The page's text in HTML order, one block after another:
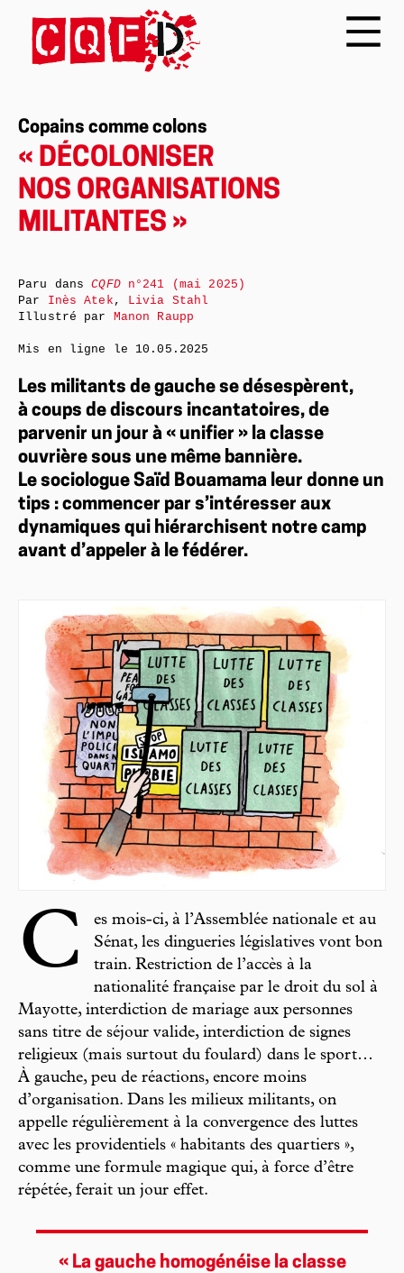
Copains comme colons
« DÉCOLONISER
NOS ORGANISATIONS
MILITANTES »
Les militants de gauche se désespèrent,
à coups de discours incantatoires, de
parvenir un jour à « unifier » la classe
ouvrière sous une même bannière.
Le sociologue Saïd Bouamama leur donne un
tips : commencer par s’intéresser aux
dynamiques qui hiérarchisent notre camp
avant d’appeler à le fédérer.
C
es mois-ci, à l’Assemblée nationale et au
Sénat, les dingueries législatives vont bon
train. Restriction de l’accès à la
nationalité française par le droit du sol à
Mayotte, interdiction de mariage aux personnes
sans titre de séjour valide, interdiction de signes
religieux (mais surtout du foulard) dans le sport…
À gauche, peu de réactions, encore moins
d’organisation. Dans les milieux militants, on
appelle régulièrement à la convergence des luttes
avec les providentiels « habitants des quartiers »,
comme une formule magique qui, à force d’être
répétée, ferait un jour effet.
« La gauche homogénéise la classe
Paru dansCQFDn°241 (mai 2025)
Par Inès Atek , Livia Stahl
Illustré par Manon Raupp
Mis en ligne le 10.05.2025